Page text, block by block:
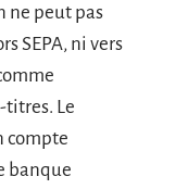
ne peut pas
SEPA, ni vers
titres. Le
compte
banque